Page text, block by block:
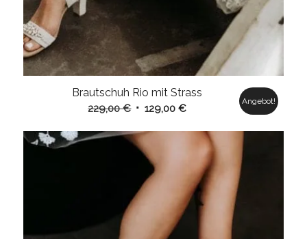
Brautschuh Rio mit Strass
229,00€ Ursprünglicher
war:
229,00 €
129,00€Aktueller
129,00 €.
Angebot!